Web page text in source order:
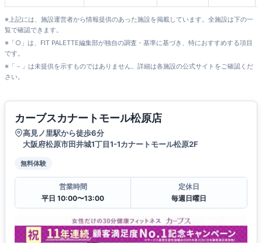
※上記には、施設運営者から情報提供のあった施設を掲載しています。全施設は下の一
覧で確認できます。
※「○」は、FIT PALETTE編集部が独自の調査・基準に基づき、特におすすめする項目
です。
※「－」は未提供を示すものではありません。詳細は各施設の公式サイトをご確認くだ
さい。
カーブスカナートモール松原店
高見ノ里駅から徒歩6分
大阪府松原市田井城1丁目1-1カナートモール松原2F
無料体験
営業時間
平日 10:00〜13:00
定休日
毎週日曜日